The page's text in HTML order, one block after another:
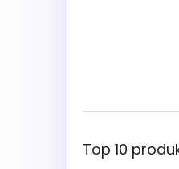
Top 10